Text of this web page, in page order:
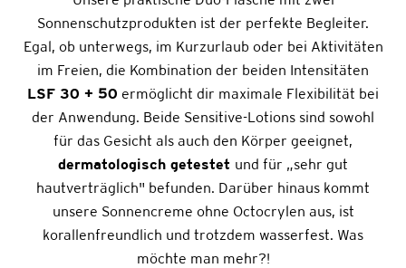
Sonnenschutzprodukten ist der perfekte Begleiter.
Egal, ob unterwegs, im Kurzurlaub oder bei Aktivitäten
im Freien, die Kombination der beiden Intensitäten
LSF 30 + 50 ermöglicht dir maximale Flexibilität bei
der Anwendung. Beide Sensitive-Lotions sind sowohl
für das Gesicht als auch den Körper geeignet,
dermatologisch getestet und für „sehr gut
hautverträglich" befunden. Darüber hinaus kommt
unsere Sonnencreme ohne Octocrylen aus, ist
korallenfreundlich und trotzdem wasserfest. Was
möchte man mehr?!